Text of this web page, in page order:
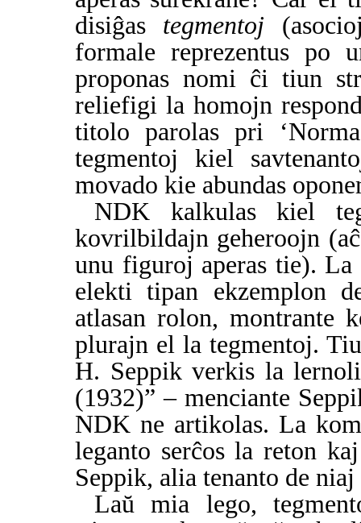
disiĝas tegmentoj
formale reprezentus
proponas nomi ĉi tiun
reliefigi la homojn
titolo parolas pri
tegmentoj kiel
movado kie abundas
NDK kalkulas kiel
kovrilbildajn geheroojn
unu figuroj aperas tie).
elekti tipan ekzemplon
atlasan rolon, montrante
plurajn el la tegmentoj.
H. Seppik verkis la
(1932)” – menciante
NDK ne artikolas. La
leganto serĉos la reton
Seppik, alia tenanto de
Laŭ mia lego,